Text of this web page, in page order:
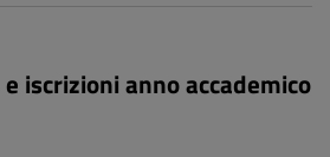
iscrizioni anno accademico